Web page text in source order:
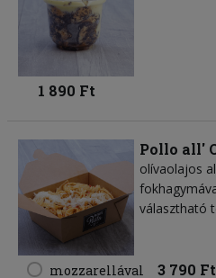
1 890 Ft
Pollo all'
olívaolajos
választható
mozzarellával 3 790 Ft